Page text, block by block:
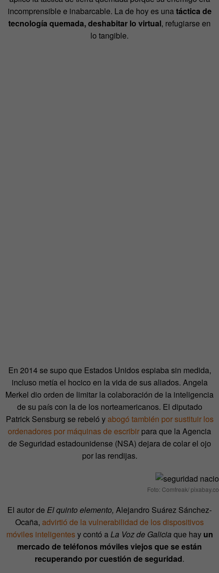
incomprensible e inabarcable. La de hoy es unatáctica de
tecnología quemada, deshabitar lo virtual, refugiarse en
lo tangible.
En 2014 se supo que Estados Unidos espiaba sin medida,
incluso metía el hocico en la vida de sus aliados. Angela
Merkel dio orden de limitar la colaboración de la inteligencia
de su país con la de los norteamericanos. El diputado
Patrick Sensburg se rebeló yabogó también por sustituir los
ordenadores por máquinas de escribir para que la Agencia
de Seguridad estadounidense (NSA) dejara de colar el ojo
por las rendijas.
Foto: Comfreak/
El autor de El quinto elemento, Alejandro Suárez Sánchez-
Ocaña, advirtió de la vulnerabilidad de los dispositivos
móviles inteligentesy contó aLa Voz de Galicia que hay un
mercado de teléfonos móviles viejos que se están
recuperando por cuestión de seguridad.